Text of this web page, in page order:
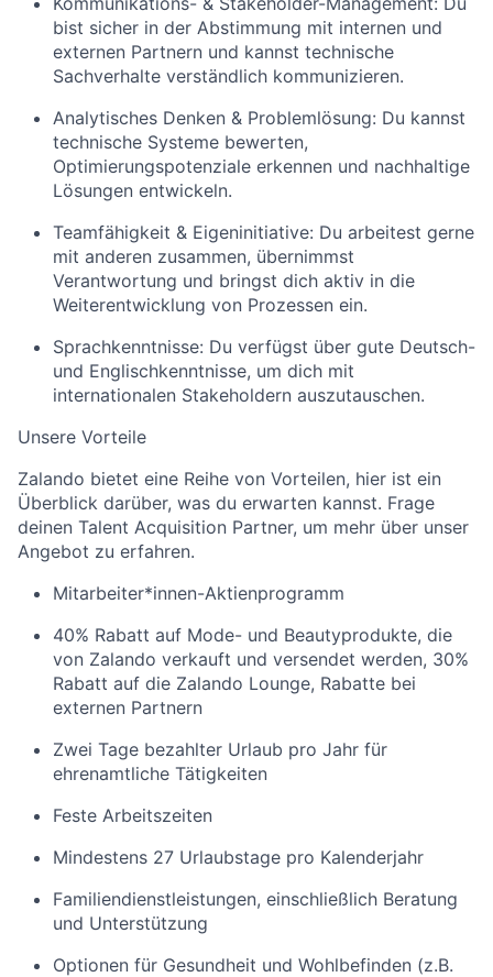
bist sicher in der Abstimmung mit internen und
externen Partnern und kannst technische
Sachverhalte verständlich kommunizieren.
Analytisches Denken & Problemlösung: Du kannst
technische Systeme bewerten,
Optimierungspotenziale erkennen und nachhaltige
Lösungen entwickeln.
Teamfähigkeit & Eigeninitiative: Du arbeitest gerne
mit anderen zusammen, übernimmst
Verantwortung und bringst dich aktiv in die
Weiterentwicklung von Prozessen ein.
Sprachkenntnisse: Du verfügst über gute Deutsch-
und Englischkenntnisse, um dich mit
internationalen Stakeholdern auszutauschen.
Unsere Vorteile
Zalando bietet eine Reihe von Vorteilen, hier ist ein
Überblick darüber, was du erwarten kannst. Frage
deinen Talent Acquisition Partner, um mehr über unser
Angebot zu erfahren.
Mitarbeiter*innen-Aktienprogramm
40% Rabatt auf Mode- und Beautyprodukte, die
von Zalando verkauft und versendet werden, 30%
Rabatt auf die Zalando Lounge, Rabatte bei
externen Partnern
Zwei Tage bezahlter Urlaub pro Jahr für
ehrenamtliche Tätigkeiten
Feste Arbeitszeiten
Mindestens 27 Urlaubstage pro Kalenderjahr
Familiendienstleistungen, einschließlich Beratung
und Unterstützung
Optionen für Gesundheit und Wohlbefinden (z.B.